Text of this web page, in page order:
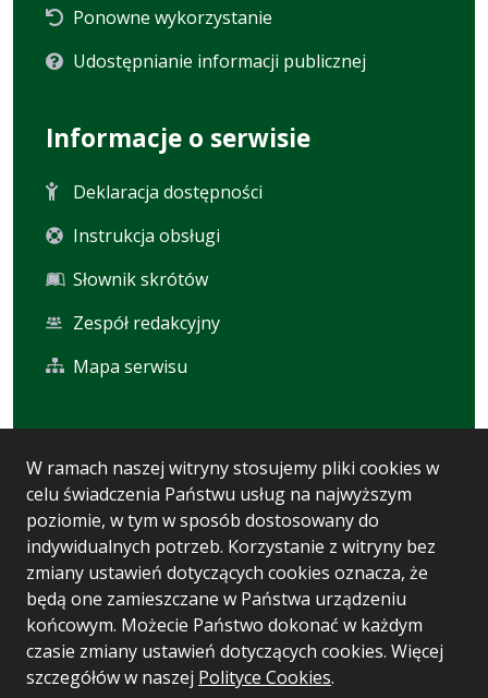
W ramach naszej witryny stosujemy pliki cookies w
celu świadczenia Państwu usług na najwyższym
poziomie, w tym w sposób dostosowany do
indywidualnych potrzeb. Korzystanie z witryny bez
zmiany ustawień dotyczących cookies oznacza, że
będą one zamieszczane w Państwa urządzeniu
końcowym. Możecie Państwo dokonać w każdym
czasie zmiany ustawień dotyczących cookies. Więcej
szczegółów w naszej Polityce Cookies.
Ponowne wykorzystanie
Udostępnianie informacji publicznej
Informacje o serwisie
Deklaracja dostępności
Instrukcja obsługi
Słownik skrótów
Zespół redakcyjny
Mapa serwisu
Statystyki oglądalności
Ostatnio dodane
Polityka prywatności
Wersja systemu: 5.7.0 [93]